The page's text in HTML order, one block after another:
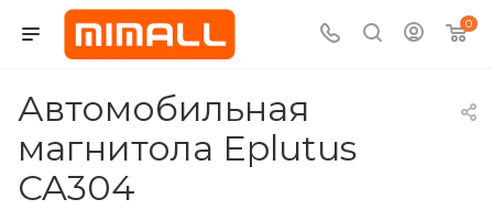
0
Автомобильная
магнитола Eplutus
CA304